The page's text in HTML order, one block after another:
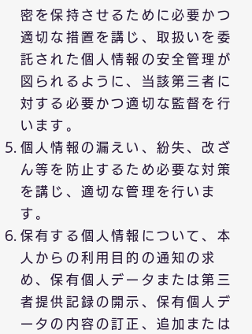
密を保持させるために必要かつ
適切な措置を講じ、取扱いを委
託された個人情報の安全管理が
図られるように、当該第三者に
対する必要かつ適切な監督を行
います。
個人情報の漏えい、紛失、改ざ
ん等を防止するため必要な対策
を講じ、適切な管理を行いま
す。
保有する個人情報について、本
人からの利用目的の通知の求
め、保有個人データまたは第三
者提供記録の開示、保有個人デ
ータの内容の訂正、追加または